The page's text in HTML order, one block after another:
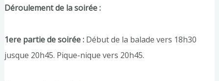
Déroulement de la soirée :
1ere partie de soirée :Début de la balade vers 18h30
jusque 20h45. Pique-nique vers 20h45.